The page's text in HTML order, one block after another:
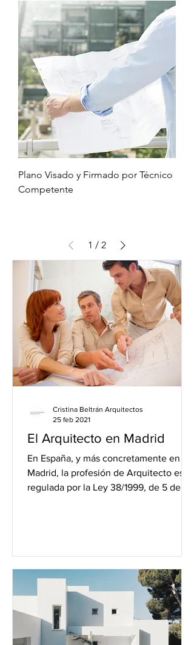
Plano Visado y Firmado por Técnico
Competente
1 / 2
El Arquitecto en Madrid
En España, y más concretamente en
Madrid, la profesión de Arquitecto está
regulada por la Ley 38/1999, de 5 de
Cristina Beltrán Arquitectos
25 feb 2021